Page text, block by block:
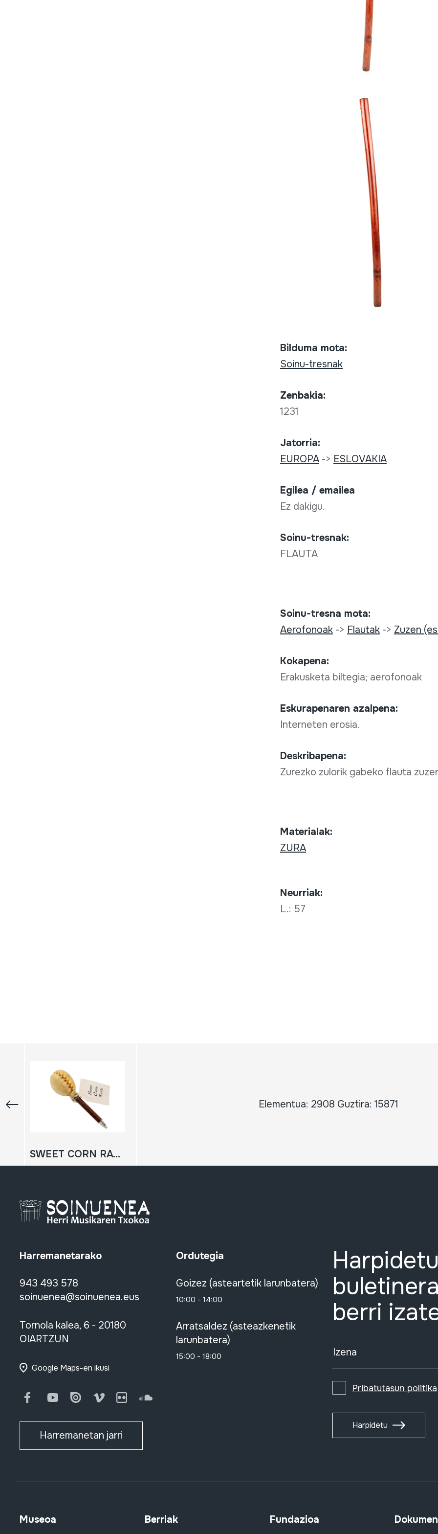
Bilduma mota:
Soinu-tresnak
Zenbakia:
1231
Jatorria:
EUROPA-> ESLOVAKIA
Egilea / emailea
Ez dakigu.
Soinu-tresnak:
FLAUTA
Soinu-tresna mota:
Aerofonoak-> Flautak-> Zuzen
Kokapena:
Erakusketa biltegia; aerofonoak
Eskurapenaren azalpena:
Interneten erosia.
Deskribapena:
Zurezko zulorik gabeko flauta
Materialak:
ZURA
Neurriak:
L.: 57
Elementua: 2908 Guztira: 15871
SWEET CORN RATTLE
Harremanetarako
943 493 578
soinuenea@soinuenea.eus
Tornola kalea, 6 - 20180
OIARTZUN
Google Maps-en ikusi
FacebookYoutubeIssuu Vimeo FlickrSoundCloud
Harremanetan jarri
Ordutegia
Goizez (asteartetik larunbatera)
10:00 - 14:00
Arratsaldez (asteazkenetik
larunbatera)
15:00 - 18:00
berri
Izena
Pribatutasun politika
Harpidetu
Museoa Berriak Fundazioa